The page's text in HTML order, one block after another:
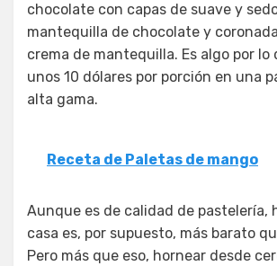
chocolate con capas de suave y
mantequilla de chocolate y
crema de mantequilla. Es algo por lo
unos 10 dólares por porción en una
alta gama.
Receta de Paletas de mango
Aunque es de calidad de pastelería,
casa es, por supuesto, más barato
Pero más que eso, hornear desde